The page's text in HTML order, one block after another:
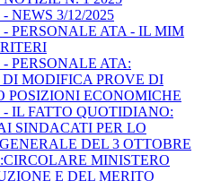
NEWS 3/12/2025
PERSONALE ATA - IL MIM
PERSONALE ATA:
DI MODIFICA PROVE DI
POSIZIONI ECONOMICHE
IL FATTO QUOTIDIANO:
SINDACATI PER LO
DEL 3 OTTOBRE
MINISTERO
E DEL MERITO